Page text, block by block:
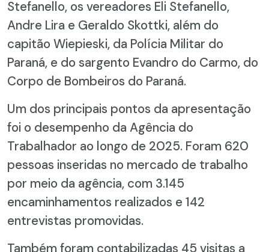
Stefanello, os vereadores Eli Stefanello,
Andre Lira e Geraldo Skottki, além do
capitão Wiepieski, da Polícia Militar do
Paraná, e do sargento Evandro do Carmo, do
Corpo de Bombeiros do Paraná.
Um dos principais pontos da apresentação
foi o desempenho da Agência do
Trabalhador ao longo de 2025. Foram 620
pessoas inseridas no mercado de trabalho
por meio da agência, com 3.145
encaminhamentos realizados e 142
entrevistas promovidas.
Também foram contabilizadas 45 visitas a